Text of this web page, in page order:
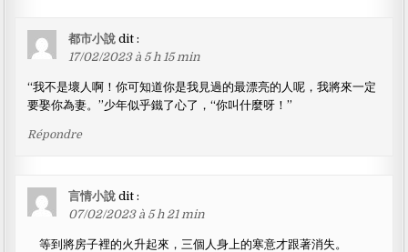
都市小說 dit :
17/02/2023 à 5 h 15 min
“我不是壞人啊！你可知道你是我見過的最漂亮的人呢，我將來一定
要娶你為妻。”少年似乎鐵了心了，“你叫什麼呀！”
Répondre
言情小說 dit :
07/02/2023 à 5 h 21 min
等到將房子裡的火升起來，三個人身上的寒意才跟著消失。